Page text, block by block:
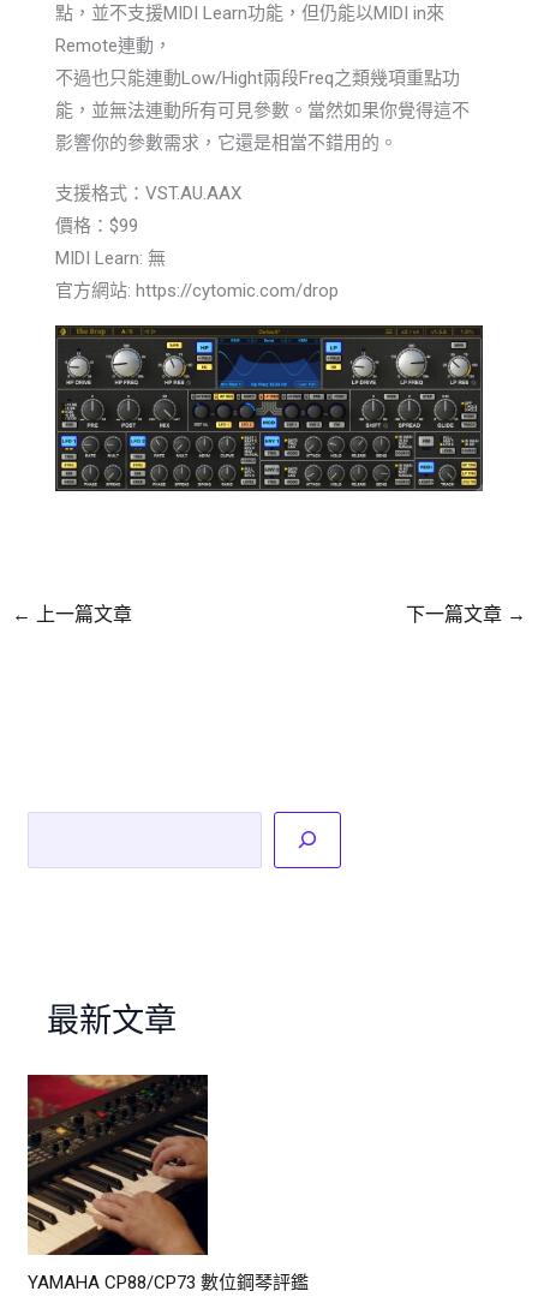
點，並不支援MIDI Learn功能，但仍能以MIDI in來
Remote連動，
不過也只能連動Low/Hight兩段Freq之類幾項重點功
能，並無法連動所有可見參數。當然如果你覺得這不
影響你的參數需求，它還是相當不錯用的。
支援格式：VST.AU.AAX
價格：$99
MIDI Learn: 無
官方網站: https://cytomic.com/drop
← 上一篇文章 下一篇文章 →
最新文章
YAMAHA CP88/CP73 數位鋼琴評鑑